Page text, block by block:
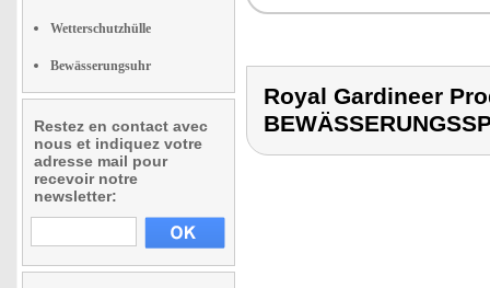
Wetterschutzhülle
Bewässerungsuhr
Restez en contact avec
nous et indiquez votre
adresse mail pour
recevoir notre
newsletter:
Royal Gardineer